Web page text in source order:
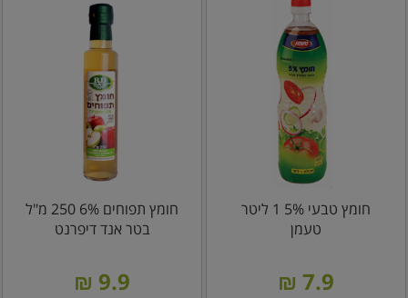
חומץ טבעי 5% 1 ליטר
טעמן
7.9 ₪
חומץ תפוחים 6% 250 מ"ל
בטר אנד דיפרנט
9.9 ₪